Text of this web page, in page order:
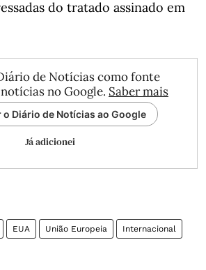
do tratado assinado em
de Notícias como fonte
no Google. Saber mais
Diário de Notícias ao Google
Já adicionei
EUA União Europeia Internacional